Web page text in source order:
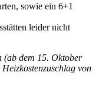
sowie ein 6+1
leider nicht
(ab dem 15. Oktober
von